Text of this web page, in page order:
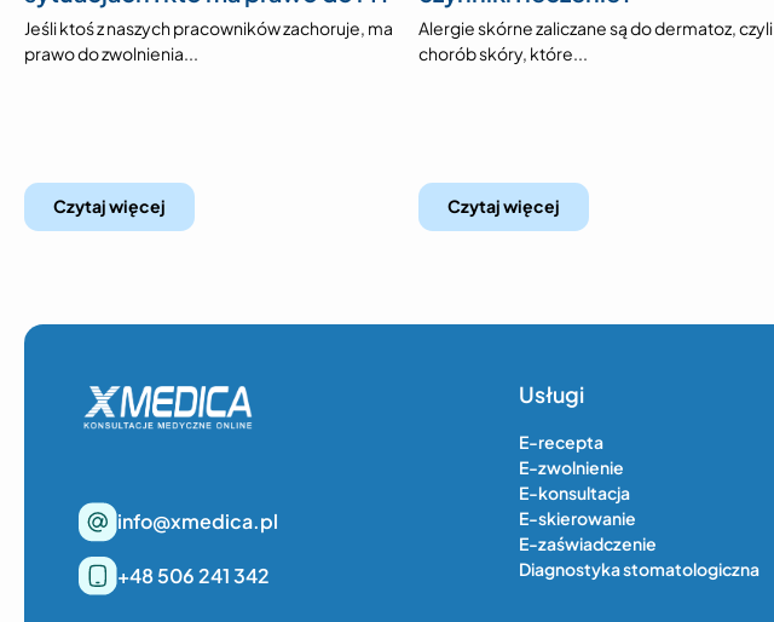
Jeśli ktoś z naszych pracowników zachoruje, ma
prawo do zwolnienia...
Czytaj więcej
Alergie skórne zaliczane są do dermatoz, czyli
chorób skóry, które...
Czytaj więcej
info@xmedica.pl
+48 506 241 342
Usługi
E-recepta
E-zwolnienie
E-konsultacja
E-skierowanie
E-zaświadczenie
Diagnostyka stomatologiczna